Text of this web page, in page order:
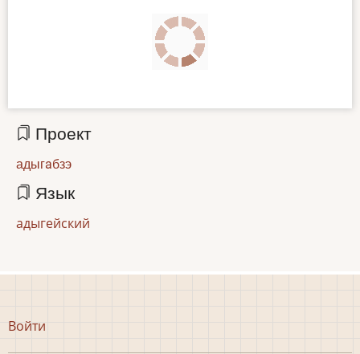
Проект
адыгaбзэ
Язык
адыгейский
Меню
Войти